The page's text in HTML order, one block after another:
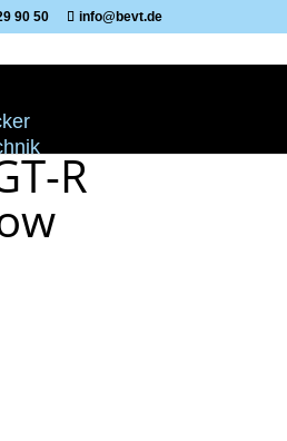
90 50 info@bevt.de
R